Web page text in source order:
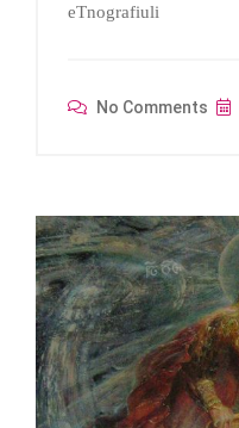
eTnografiuli
No Comments